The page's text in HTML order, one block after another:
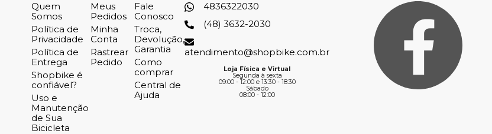
Quem
Somos
Política de
Privacidade
Política de
Entrega
Shopbike é
confiável?
Uso e
Manutenção
de Sua
Bicicleta
Meus
Pedidos
Minha
Conta
Rastrear
Pedido
Fale
Conosco
Troca,
Devolução,
Garantia
Como
comprar
Central de
Ajuda
4836322030
(48) 3632-2030
atendimento@shopbike.com.br
Loja Física e Virtual
Segunda à sexta
09:00 - 12:00 e 13:30 - 18:30
Sábado
08:00 - 12:00